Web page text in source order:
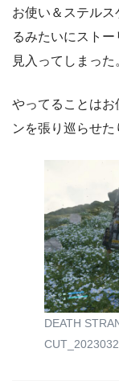
お使い＆ステル
るみたいにスト
見入ってしまった
やってることはお
ンを張り巡らせた
DEATH